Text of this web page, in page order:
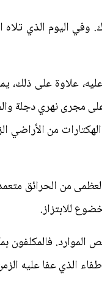
اليوم الذي تلاه
علاوة على ذلك،
أقيمت على مجرى نهري
من الأراضي
من الحرائق
للابتزاز.
الموارد. فالمكلفون
الذي عفا عليه